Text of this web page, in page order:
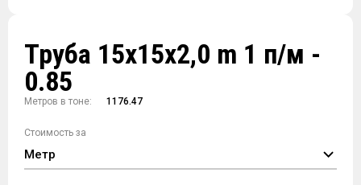
Труба 15х15х2,0 m 1 п/м -
0.85
Метров в тоне: 1176.47
Стоимость за
Метр